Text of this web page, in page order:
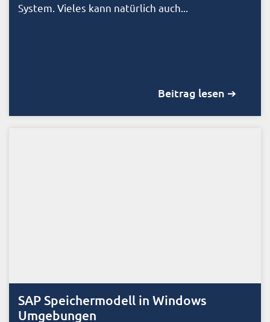
System. Vieles kann natürlich auch...
Beitrag lesen ➔
SAP Speichermodell in Windows
Umgebungen